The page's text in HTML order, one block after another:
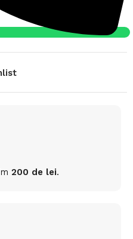
200 de lei.